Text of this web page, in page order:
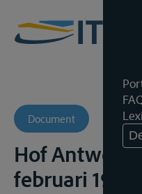
Document
Hof
februari 1995